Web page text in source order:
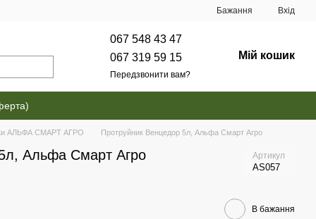
Бажання Вхід
067 548 43 47
067 319 59 15
Передзвонити вам?
Мій кошик
АЛЬФА СМАРТ АГРО Протруйник Венцедор 5л, Альфа Смарт Агро
Альфа Смарт Агро Артикул
AS057
В бажання